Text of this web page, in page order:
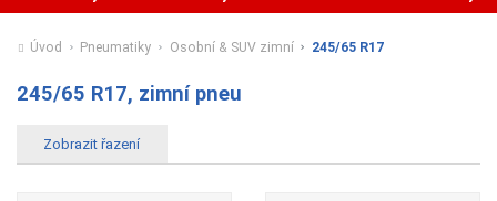
Úvod Pneumatiky Osobní & SUV zimní 245/65 R17
245/65 R17, zimní pneu